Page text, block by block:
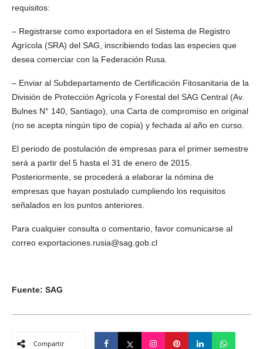
requisitos:
– Registrarse como exportadora en el Sistema de Registro
Agrícola (SRA) del SAG, inscribiendo todas las especies que
desea comerciar con la Federación Rusa.
– Enviar al Subdepartamento de Certificación Fitosanitaria de la
División de Protección Agrícola y Forestal del SAG Central (Av.
Bulnes N° 140, Santiago), una Carta de compromiso en original
(no se acepta ningún tipo de copia) y fechada al año en curso.
El periodo de postulación de empresas para el primer semestre
será a partir del 5 hasta el 31 de enero de 2015.
Posteriormente, se procederá a elaborar la nómina de
empresas que hayan postulado cumpliendo los requisitos
señalados en los puntos anteriores.
Para cualquier consulta o comentario, favor comunicarse al
correo exportaciones.rusia@sag.gob.cl
Fuente: SAG
Compartir